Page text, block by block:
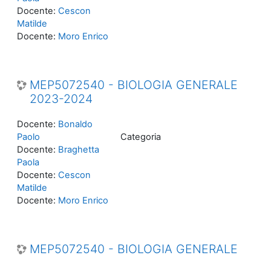
Docente: Cescon
Matilde
Docente: Moro Enrico
MEP5072540 - BIOLOGIA GENERALE
2023-2024
Categoria
Docente: Bonaldo
Paolo
Docente: Braghetta
Paola
Docente: Cescon
Matilde
Docente: Moro Enrico
MEP5072540 - BIOLOGIA GENERALE